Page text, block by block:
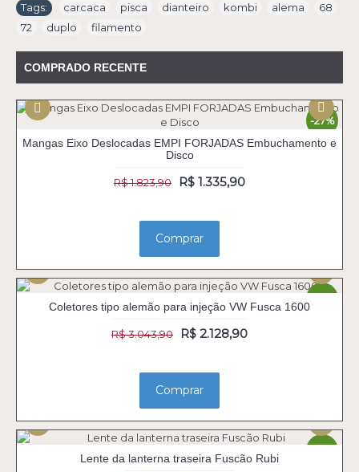
Tags: carcaca pisca dianteiro kombi alema 68
72
duplo filamento
COMPRADO RECENTE
-27%
Mangas Eixo Deslocadas EMPI FORJADAS Embuchamento e
Disco
R$ 1.823,90 R$ 1.335,90
Comprar
Coletores tipo alemão para injeção VW Fusca 1600
R$ 3.043,90 R$ 2.128,90
Comprar
Lente da lanterna traseira Fuscão Rubi